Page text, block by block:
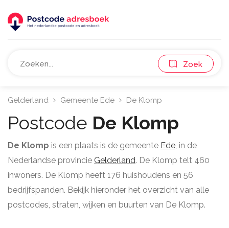
Zoek
Gelderland Gemeente Ede De Klomp
Postcode De Klomp
De Klomp is een plaats is de gemeente Ede, in de
Nederlandse provincie Gelderland. De Klomp telt 460
inwoners. De Klomp heeft 176 huishoudens en 56
bedrijfspanden. Bekijk hieronder het overzicht van alle
postcodes, straten, wijken en buurten van De Klomp.